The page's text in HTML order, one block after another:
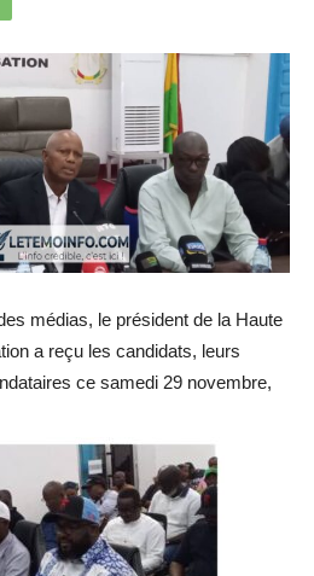
médias, le président de la Haute
a reçu les candidats, leurs
ce samedi 29 novembre,